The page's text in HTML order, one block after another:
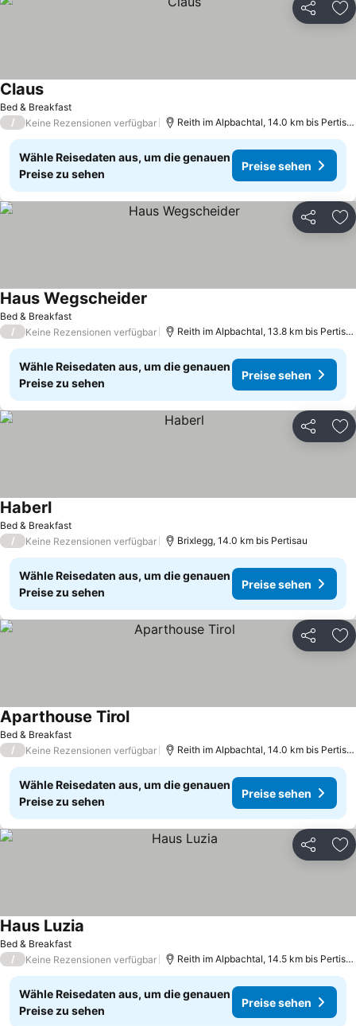
Teilen
Bed & Breakfast
Claus
/ Keine Rezensionen verfügbar Reith im Alpbachtal, 14.0 km bis Pertisau
Wähle Reisedaten aus, um die genauen
Preise zu sehen
Preise sehen
Teilen
Bed & Breakfast
Haus Wegscheider
/ Keine Rezensionen verfügbar Reith im Alpbachtal, 13.8 km bis Pertisau
Wähle Reisedaten aus, um die genauen
Preise zu sehen
Preise sehen
Teilen
Bed & Breakfast
Haberl
/ Keine Rezensionen verfügbar Brixlegg, 14.0 km bis Pertisau
Wähle Reisedaten aus, um die genauen
Preise zu sehen
Preise sehen
Teilen
Bed & Breakfast
Aparthouse Tirol
/ Keine Rezensionen verfügbar Reith im Alpbachtal, 14.0 km bis Pertisau
Wähle Reisedaten aus, um die genauen
Preise zu sehen
Preise sehen
Teilen
Bed & Breakfast
Haus Luzia
/ Keine Rezensionen verfügbar Reith im Alpbachtal, 14.5 km bis Pertisau
Wähle Reisedaten aus, um die genauen
Preise zu sehen
Preise sehen